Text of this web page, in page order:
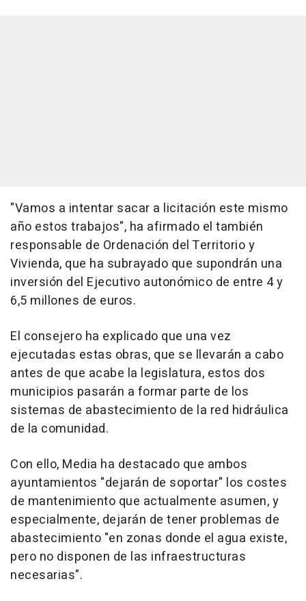
"Vamos a intentar sacar a licitación este mismo
año estos trabajos", ha afirmado el también
responsable de Ordenación del Territorio y
Vivienda, que ha subrayado que supondrán una
inversión del Ejecutivo autonómico de entre 4 y
6,5 millones de euros.
El consejero ha explicado que una vez
ejecutadas estas obras, que se llevarán a cabo
antes de que acabe la legislatura, estos dos
municipios pasarán a formar parte de los
sistemas de abastecimiento de la red hidráulica
de la comunidad.
Con ello, Media ha destacado que ambos
ayuntamientos "dejarán de soportar" los costes
de mantenimiento que actualmente asumen, y
especialmente, dejarán de tener problemas de
abastecimiento "en zonas donde el agua existe,
pero no disponen de las infraestructuras
necesarias".